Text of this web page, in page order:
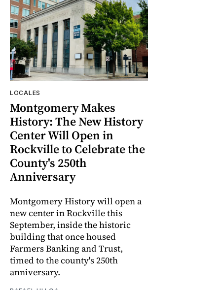
LOCALES
Montgomery Makes
History: The New History
Center Will Open in
Rockville to Celebrate the
County's 250th
Anniversary
Montgomery History will open a
new center in Rockville this
September, inside the historic
building that once housed
Farmers Banking and Trust,
timed to the county's 250th
anniversary.